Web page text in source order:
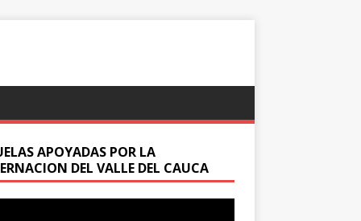
APOYADAS POR LA
DEL VALLE DEL CAUCA